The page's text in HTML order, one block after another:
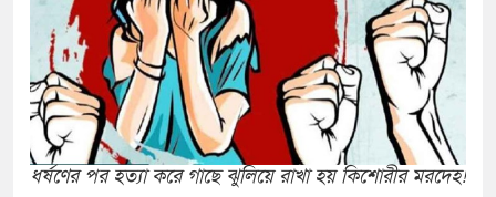
৪ শিশুর মৃত্যু, নতুন আক্রান্ত ৭৭৬
পুলিশিং সভা
গাঁজাসহ মাদক কারবারি আটক, পিকআপ জব্দ
সাজাপ্রাপ্ত আসামি ময়মনসিংহে গ্রেপ্তার
ধর্ষণের পর হত্যা করে গাছে ঝুলিয়ে রাখা হয় কিশোরীর মরদেহ!